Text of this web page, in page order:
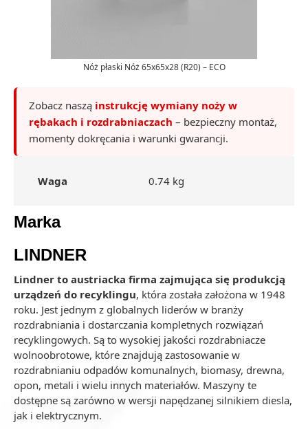
Nóż płaski Nóż 65x65x28 (R20) – ECO
Zobacz naszą instrukcję wymiany noży w
rębakach i rozdrabniaczach – bezpieczny montaż,
momenty dokręcania i warunki gwarancji.
Waga 0.74 kg
Marka
LINDNER
Lindner to austriacka firma zajmująca się produkcją
urządzeń do recyklingu, która została założona w 1948
roku. Jest jednym z globalnych liderów w branży
rozdrabniania i dostarczania kompletnych rozwiązań
recyklingowych. Są to wysokiej jakości rozdrabniacze
wolnoobrotowe, które znajdują zastosowanie w
rozdrabnianiu odpadów komunalnych, biomasy, drewna,
opon, metali i wielu innych materiałów. Maszyny te
dostępne są zarówno w wersji napędzanej silnikiem diesla,
jak i elektrycznym.